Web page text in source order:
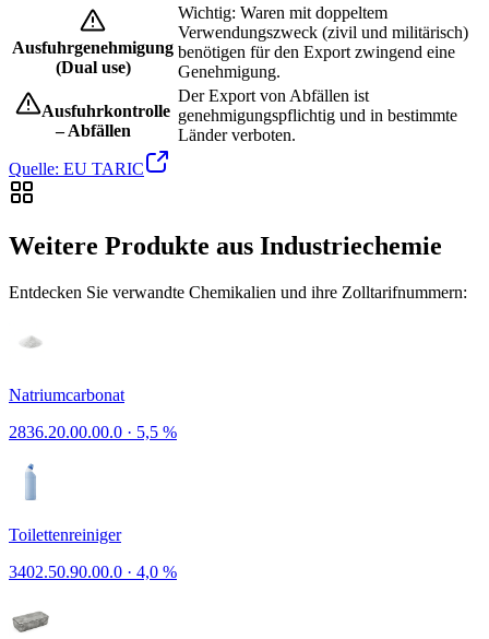
Ausfuhrgenehmigung
(Dual use)
Wichtig: Waren mit doppeltem
Verwendungszweck (zivil und militärisch)
benötigen für den Export zwingend eine
Genehmigung.
Ausfuhrkontrolle
– Abfällen
Der Export von Abfällen ist
genehmigungspflichtig und in bestimmte
Länder verboten.
Quelle: EU TARIC
Weitere Produkte aus Industriechemie
Entdecken Sie verwandte Chemikalien und ihre Zolltarifnummern:
Natriumcarbonat
2836.20.00.00.0 · 5,5 %
Toilettenreiniger
3402.50.90.00.0 · 4,0 %